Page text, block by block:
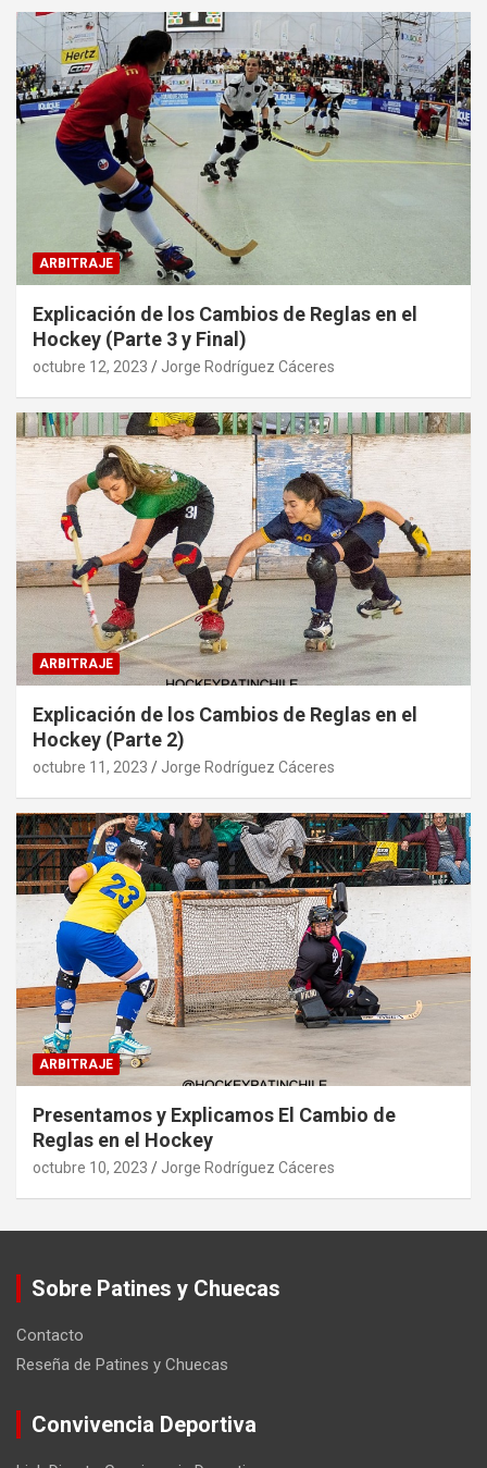
ARBITRAJE
Explicación de los Cambios de Reglas en el
Hockey (Parte 3 y Final)
octubre 12, 2023 Jorge Rodríguez Cáceres
ARBITRAJE
Explicación de los Cambios de Reglas en el
Hockey (Parte 2)
octubre 11, 2023 Jorge Rodríguez Cáceres
ARBITRAJE
Presentamos y Explicamos El Cambio de
Reglas en el Hockey
octubre 10, 2023 Jorge Rodríguez Cáceres
Sobre Patines y Chuecas
Contacto
Reseña de Patines y Chuecas
Convivencia Deportiva